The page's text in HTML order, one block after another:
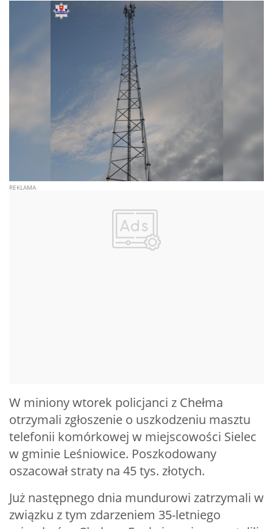
W miniony wtorek policjanci z Chełma
otrzymali zgłoszenie o uszkodzeniu masztu
telefonii komórkowej w miejscowości Sielec
w gminie Leśniowice. Poszkodowany
oszacował straty na 45 tys. złotych.
Już następnego dnia mundurowi zatrzymali w
związku z tym zdarzeniem 35-letniego